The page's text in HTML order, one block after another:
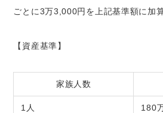
ごとに3万3,000円を上記基準額に加
【資産基準】
家族人数
1人 180